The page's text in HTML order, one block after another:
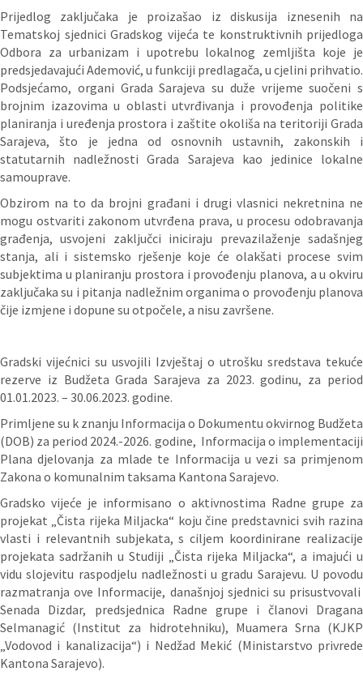
Prijedlog zaključaka je proizašao iz diskusija iznesenih na
Tematskoj sjednici Gradskog vijeća te konstruktivnih prijedloga
Odbora za urbanizam i upotrebu lokalnog zemljišta koje je
predsjedavajući Ademović, u funkciji predlagača, u cjelini prihvatio.
Podsjećamo, organi Grada Sarajeva su duže vrijeme suočeni s
brojnim izazovima u oblasti utvrđivanja i provođenja politike
planiranja i uređenja prostora i zaštite okoliša na teritoriji Grada
Sarajeva, što je jedna od osnovnih ustavnih, zakonskih i
statutarnih nadležnosti Grada Sarajeva kao jedinice lokalne
samouprave.
Obzirom na to da brojni građani i drugi vlasnici nekretnina ne
mogu ostvariti zakonom utvrđena prava, u procesu odobravanja
građenja, usvojeni zaključci iniciraju prevazilaženje sadašnjeg
stanja, ali i sistemsko rješenje koje će olakšati procese svim
subjektima u planiranju prostora i provođenju planova, a u okviru
zaključaka su i pitanja nadležnim organima o provođenju planova
čije izmjene i dopune su otpočele, a nisu završene.
Gradski vijećnici su usvojili Izvještaj o utrošku sredstava tekuće
rezerve iz Budžeta Grada Sarajeva za 2023. godinu, za period
01.01.2023. – 30.06.2023. godine.
Primljene su k znanju Informacija o Dokumentu okvirnog Budžeta
(DOB) za period 2024.-2026. godine, Informacija o implementaciji
Plana djelovanja za mlade te Informacija u vezi sa primjenom
Zakona o komunalnim taksama Kantona Sarajevo.
Gradsko vijeće je informisano o aktivnostima Radne grupe za
projekat „Čista rijeka Miljacka“ koju čine predstavnici svih razina
vlasti i relevantnih subjekata, s ciljem koordinirane realizacije
projekata sadržanih u Studiji „Čista rijeka Miljacka“, a imajući u
vidu slojevitu raspodjelu nadležnosti u gradu Sarajevu. U povodu
razmatranja ove Informacije, današnjoj sjednici su prisustvovali
Senada Dizdar, predsjednica Radne grupe i članovi Dragana
Selmanagić (Institut za hidrotehniku), Muamera Srna (KJKP
„Vodovod i kanalizacija“) i Nedžad Mekić (Ministarstvo privrede
Kantona Sarajevo).